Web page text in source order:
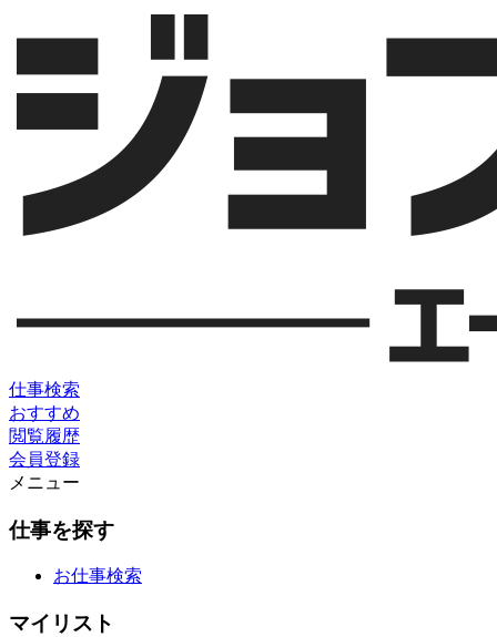
仕事検索
おすすめ
閲覧履歴
会員登録
メニュー
仕事を探す
お仕事検索
マイリスト